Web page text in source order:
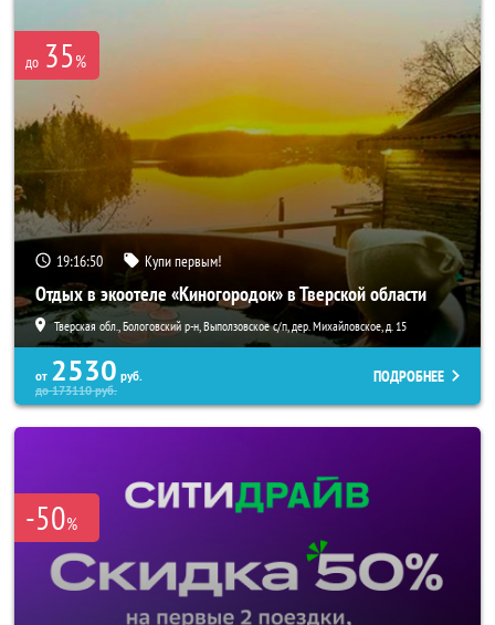
до 35%
19:16:49 Купи первым!
Отдых в экоотеле «Киногородок» в Тверской области
Тверская обл., Бологовский р-н, Выползовское с/п, дер. Михайловское, д. 15
от 2530 руб.
до173110руб.
ПОДРОБНЕЕ
-50%